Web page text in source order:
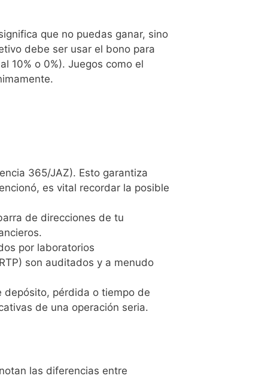
que no puedas ganar, sino
debe ser usar el bono para
10% o 0%). Juegos como el
365/JAZ). Esto garantiza
es vital recordar la posible
de direcciones de tu
por laboratorios
son auditados y a menudo
depósito, pérdida o tiempo de
de una operación seria.
las diferencias entre